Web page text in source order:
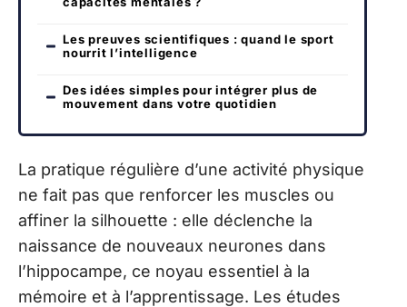
Les preuves scientifiques : quand le sport
nourrit l’intelligence
Des idées simples pour intégrer plus de
mouvement dans votre quotidien
La pratique régulière d’une activité physique
ne fait pas que renforcer les muscles ou
affiner la silhouette : elle déclenche la
naissance de nouveaux neurones dans
l’hippocampe, ce noyau essentiel à la
mémoire et à l’apprentissage. Les études